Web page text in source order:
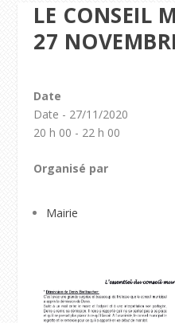
LE CONSEIL
27
Date
Date - 27/11/2020
20 h 00 - 22 h 00
Organisé par
Mairie